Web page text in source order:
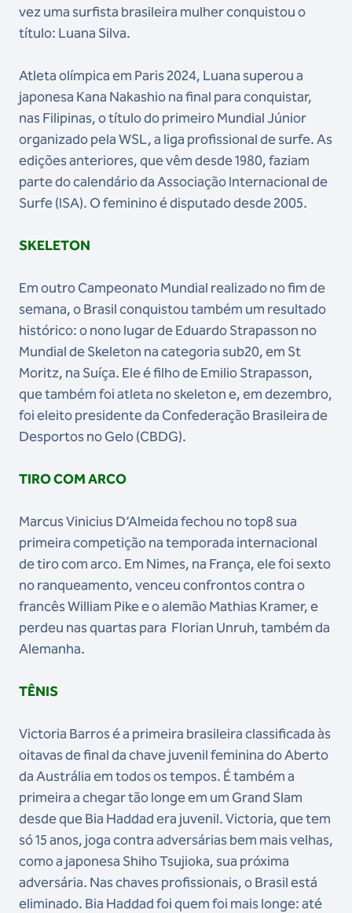
vez uma surfista brasileira mulher conquistou o
título: Luana Silva.
Atleta olímpica em Paris 2024, Luana superou a
japonesa Kana Nakashio na final para conquistar,
nas Filipinas, o título do primeiro Mundial Júnior
organizado pela WSL, a liga profissional de surfe. As
edições anteriores, que vêm desde 1980, faziam
parte do calendário da Associação Internacional de
Surfe (ISA). O feminino é disputado desde 2005.
SKELETON
Em outro Campeonato Mundial realizado no fim de
semana, o Brasil conquistou também um resultado
histórico: o nono lugar de Eduardo Strapasson no
Mundial de Skeleton na categoria sub20, em St
Moritz, na Suíça. Ele é filho de Emilio Strapasson,
que também foi atleta no skeleton e, em dezembro,
foi eleito presidente da Confederação Brasileira de
Desportos no Gelo (CBDG).
TIRO COM ARCO
Marcus Vinicius D’Almeida fechou no top8 sua
primeira competição na temporada internacional
de tiro com arco. Em Nimes, na França, ele foi sexto
no ranqueamento, venceu confrontos contra o
francês William Pike e o alemão Mathias Kramer, e
perdeu nas quartas para Florian Unruh, também da
Alemanha.
TÊNIS
Victoria Barros é a primeira brasileira classificada às
oitavas de final da chave juvenil feminina do Aberto
da Austrália em todos os tempos. É também a
primeira a chegar tão longe em um Grand Slam
desde que Bia Haddad era juvenil. Victoria, que tem
só 15 anos, joga contra adversárias bem mais velhas,
como a japonesa Shiho Tsujioka, sua próxima
adversária. Nas chaves profissionais, o Brasil está
eliminado. Bia Haddad foi quem foi mais longe: até